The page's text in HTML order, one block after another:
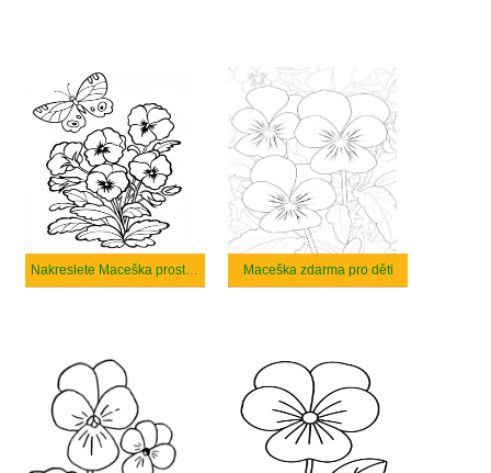
Nakreslete Maceška prostý tisknutelné Maceška zdarma pro děti